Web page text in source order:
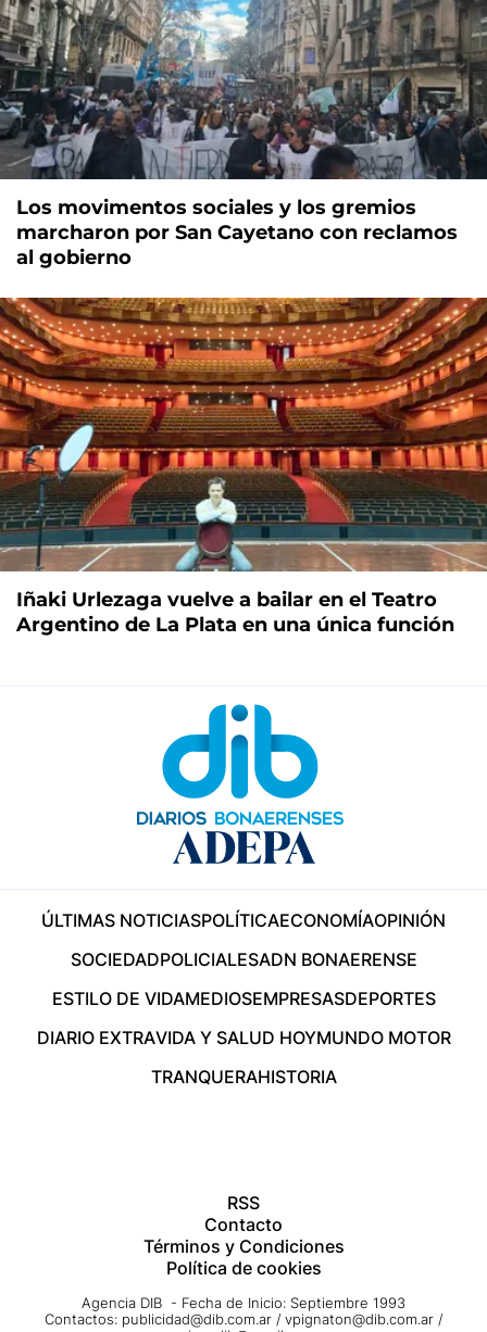
Los movimentos sociales y los gremios
marcharon por San Cayetano con reclamos
al gobierno
Iñaki Urlezaga vuelve a bailar en el Teatro
Argentino de La Plata en una única función
ÚLTIMAS NOTICIASPOLÍTICAECONOMÍAOPINIÓN
SOCIEDADPOLICIALESADN BONAERENSE
ESTILO DE VIDAMEDIOSEMPRESASDEPORTES
DIARIO EXTRAVIDA Y SALUD HOYMUNDO MOTOR
TRANQUERAHISTORIA
RSS
Contacto
Términos y Condiciones
Política de cookies
Agencia DIB - Fecha de Inicio: Septiembre 1993
Contactos: publicidad@dib.com.ar / vpignaton@dib.com.ar /